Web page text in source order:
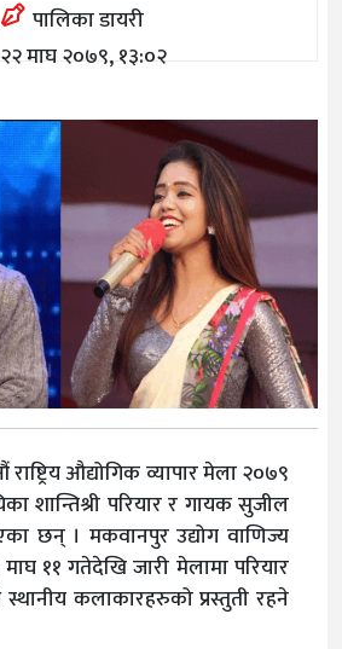
पालिका डायरी
२२ माघ २०७९, १३:०२
औद्योगिक व्यापार मेला २०७९
शान्तिश्री परियार र गायक सुजील
छन् । मकवानपुर उद्योग वाणिज्य
११ गतेदेखि जारी मेलामा परियार
स्थानीय कलाकारहरुको प्रस्तुती रहने